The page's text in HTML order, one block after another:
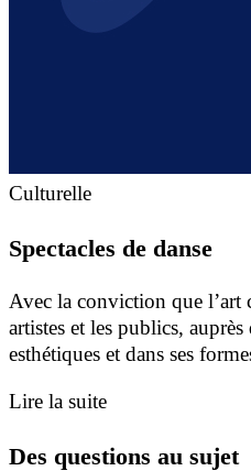
Culturelle
Spectacles de danse
Avec la conviction que l’art
artistes et les publics,
esthétiques et dans ses
Lire la suite
Des questions au